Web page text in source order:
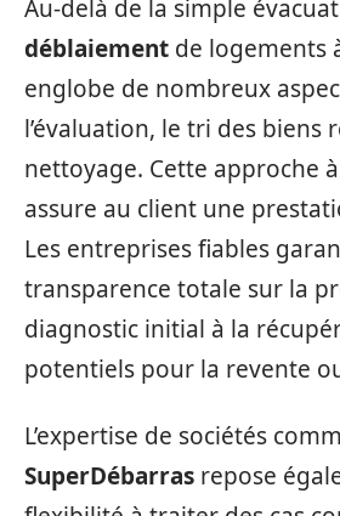
Au-delà de la simple
déblaiement de logements
englobe de nombreux
l’évaluation, le tri des biens
nettoyage. Cette approche
assure au client une
Les entreprises fiables
transparence totale sur la
diagnostic initial à la
potentiels pour la revente
L’expertise de sociétés
SuperDébarras repose